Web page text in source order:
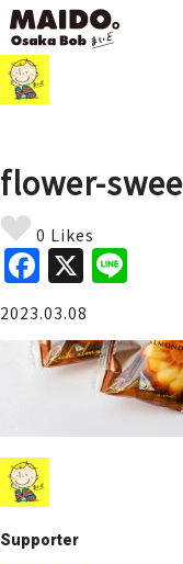
flower-
0 Likes
F
a
c
e
o
o
k
X
e
2023.03.08
Supporter